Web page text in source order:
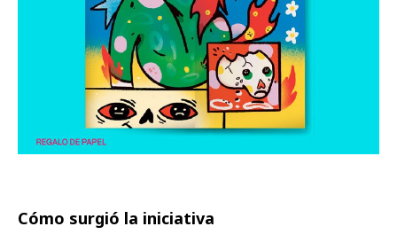
Cómo surgió la iniciativa